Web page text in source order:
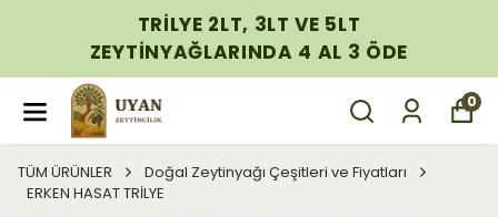
TRİLYE 2LT, 3LT VE 5LT
ZEYTİNYAĞLARINDA 4 AL 3 ÖDE
0
TÜM ÜRÜNLER
Doğal Zeytinyağı Çeşitleri ve Fiyatları
ERKEN HASAT TRİLYE